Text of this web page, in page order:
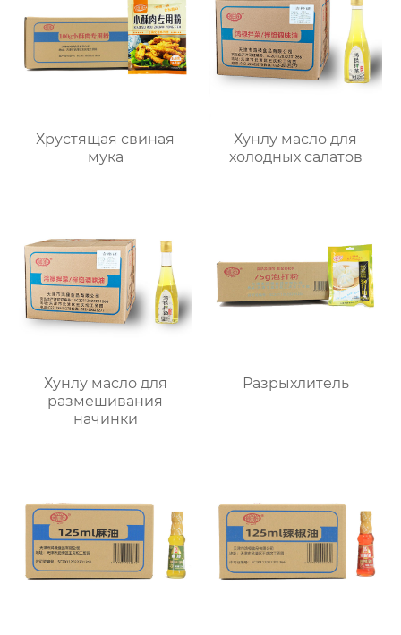
Хрустящая свиная
мука
Хунлу масло для
холодных салатов
Хунлу масло для
размешивания
начинки
Разрыхлитель